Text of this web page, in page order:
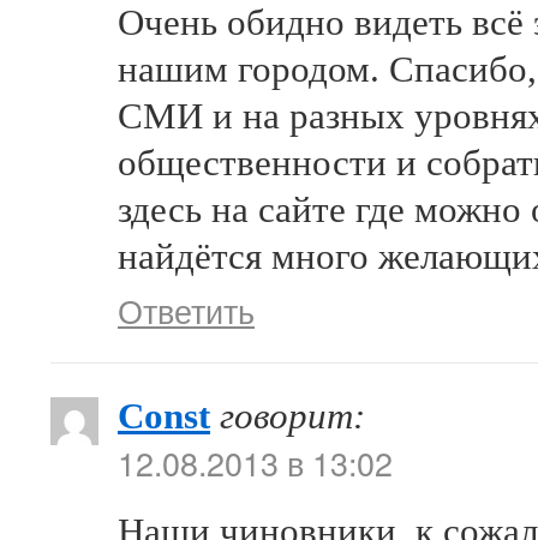
Очень обидно видеть всё
нашим городом.
СМИ и на разных
общественности и
здесь на сайте где
найдётся много
Ответить
Const говорит:
12.08.2013 в 13:02
Наши чиновники, к